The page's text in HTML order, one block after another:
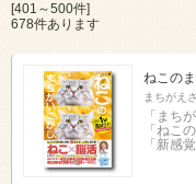
[401～500件]
678件あります
ねこの
まちがえ
「まち
「ねこ
「新感